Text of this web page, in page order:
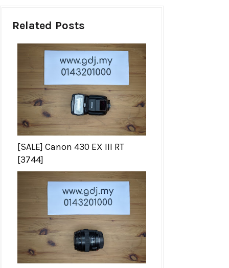
Related Posts
[SALE] Canon 430 EX III RT
[3744]